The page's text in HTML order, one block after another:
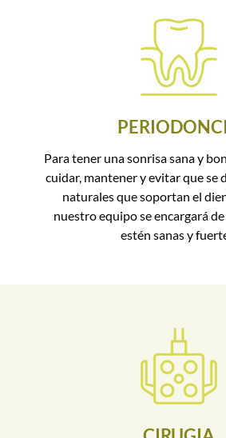
Para tener una sonrisa sana y
cuidar, mantener y evitar que se
naturales que soportan el
nuestro equipo se encargará
estén sanas y